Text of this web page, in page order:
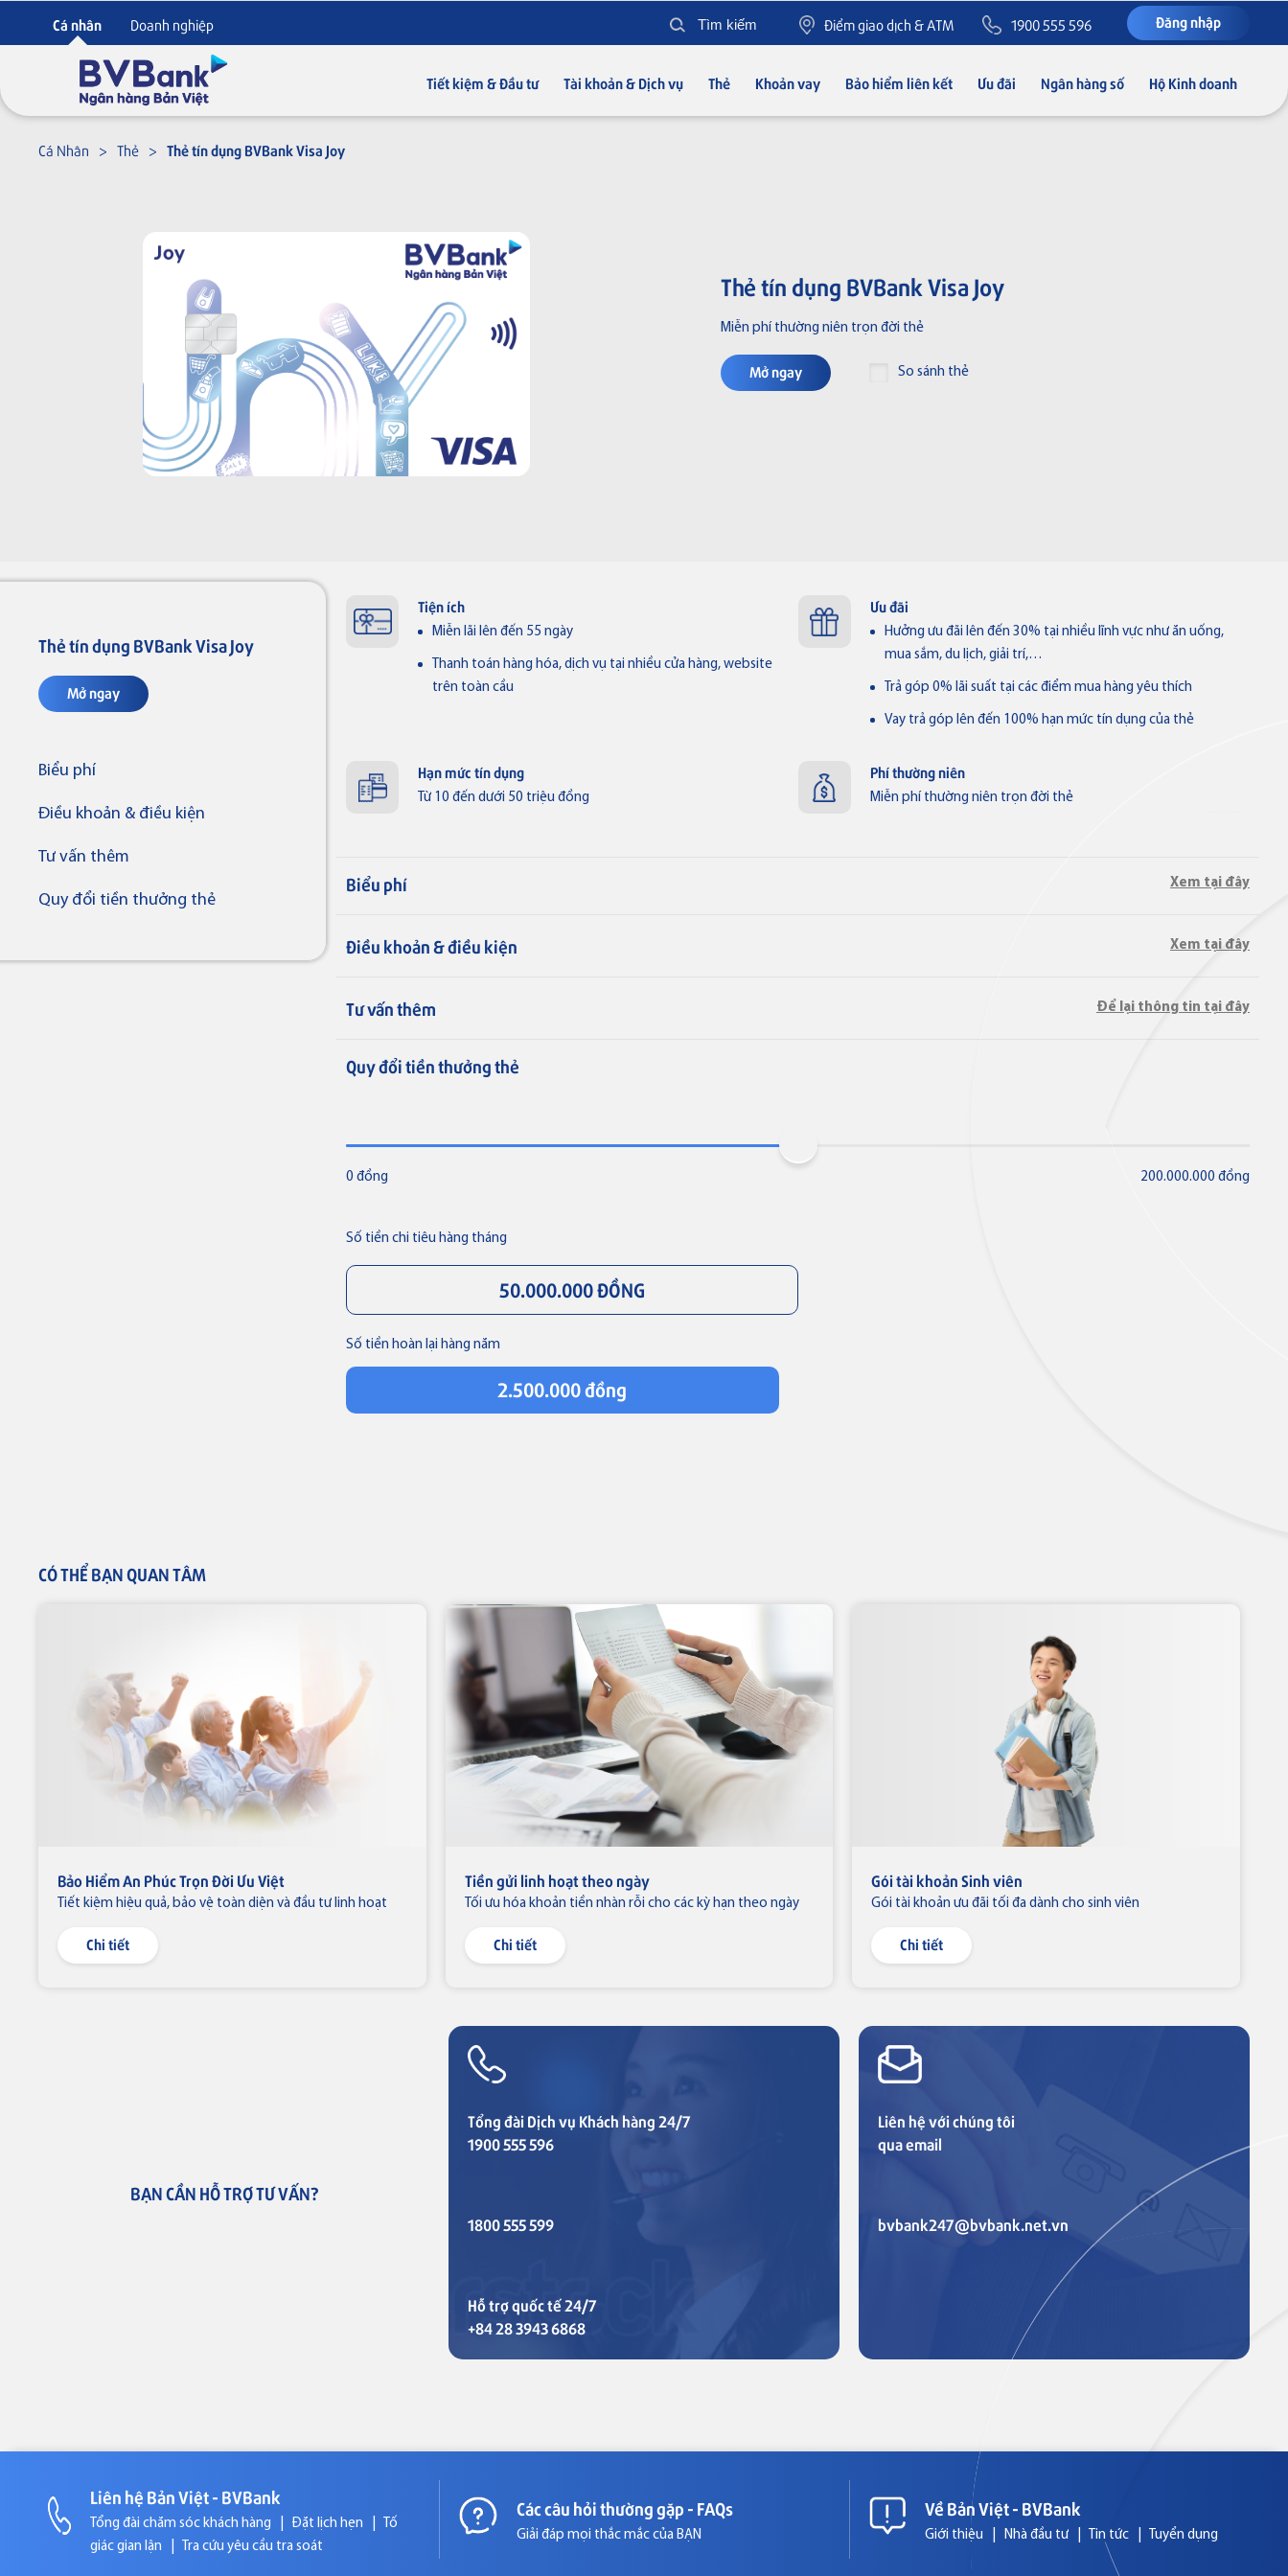
Cá nhân
Tiết kiệm & Đầu tư Tài khoản & Dịch vụ Thẻ Khoản vay Bảo hiểm liên kết Ưu đãi Ngân hàng số Hộ Kinh doanh
Doanh nghiệp Điểm giao dịch & ATM 1900 555 596 Đăng nhập
Cá Nhân Thẻ Thẻ tín dụng BVBank Visa Joy
Thẻ tín dụng BVBank Visa Joy
Miễn phí thường niên trọn đời thẻ
Mở ngay So sánh thẻ
Thẻ tín dụng BVBank Visa Joy
Mở ngay
Biểu phí
Điều khoản & điều kiện
Tư vấn thêm
Quy đổi tiền thưởng thẻ
Tiện ích
Miễn lãi lên đến 55 ngày
Thanh toán hàng hóa, dịch vụ tại nhiều cửa hàng, website
trên toàn cầu
Ưu đãi
Hưởng ưu đãi lên đến 30% tại nhiều lĩnh vực như ăn uống,
mua sắm, du lịch, giải trí,…
Trả góp 0% lãi suất tại các điểm mua hàng yêu thích
Vay trả góp lên đến 100% hạn mức tín dụng của thẻ
Hạn mức tín dụng
Từ 10 đến dưới 50 triệu đồng
Phí thường niên
Miễn phí thường niên trọn đời thẻ
Biểu phí Xem tại đây
Điều khoản & điều kiện Xem tại đây
Tư vấn thêm Để lại thông tin tại đây
Quy đổi tiền thưởng thẻ
0 đồng 200.000.000 đồng
Số tiền chi tiêu hàng tháng
Số tiền hoàn lại hàng năm
2.500.000 đồng
CÓ THỂ BẠN QUAN TÂM
Bảo Hiểm An Phúc Trọn Đời Ưu Việt
Tiết kiệm hiệu quả, bảo vệ toàn diện và đầu tư linh hoạt
Chi tiết
Tiền gửi linh hoạt theo ngày
Tối ưu hóa khoản tiền nhàn rỗi cho các kỳ hạn theo ngày
Chi tiết
Gói tài khoản Sinh viên
Gói tài khoản ưu đãi tối đa dành cho sinh viên
Chi tiết
BẠN CẦN HỖ TRỢ TƯ VẤN?
Tổng đài Dịch vụ Khách hàng 24/7
1900 555 596
1800 555 599
Hỗ trợ quốc tế 24/7
+84 28 3943 6868
Liên hệ với chúng tôi
qua email
bvbank247@bvbank.net.vn
LỊCH TRẢ NỢ TẠM TÍNH
Thẻ tín dụng BVBank Visa inStyle Thẻ tín dụng BVBank Visa Joy
Thẻ JCB
Thẻ tín dụng BVBank JCB Cheer
Thẻ tín dụng
Thẻ tín dụng BVBank JCB Sense
Discovery
Thẻ tín dụng BVBank JCB Ms.
Thẻ NAPAS
Thẻ tín dụng
Thẻ tín dụng BVBank NAPAS
Liên hệ Bản Việt - BVBank
Tổng đài chăm sóc khách hàng Đặt lịch hẹn
Tố
giác gian lận
Tra cứu yêu cầu tra soát
Các câu hỏi thường gặp - FAQs
Giải đáp mọi thắc mắc của BẠN
Về Bản Việt - BVBank
Giới thiệu Nhà đầu tư Tin tức Tuyển dụng